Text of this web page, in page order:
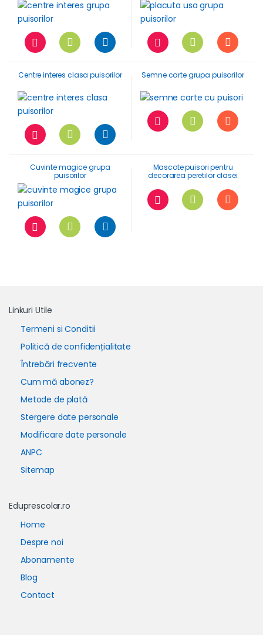
Centre interes clasa puisorilor Semne carte grupa puisorilor
Cuvinte magice grupa
puisorilor
Mascote puisori pentru
decorarea peretilor clasei
Linkuri Utile
Termeni si Conditii
Politică de confidențialitate
Întrebări frecvente
Cum mă abonez?
Metode de plată
Stergere date personale
Modificare date personale
ANPC
Sitemap
Eduprescolar.ro
Home
Despre noi
Abonamente
Blog
Contact